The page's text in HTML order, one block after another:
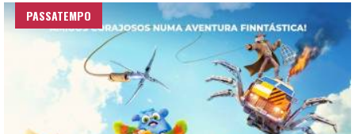
PASSATEMPO